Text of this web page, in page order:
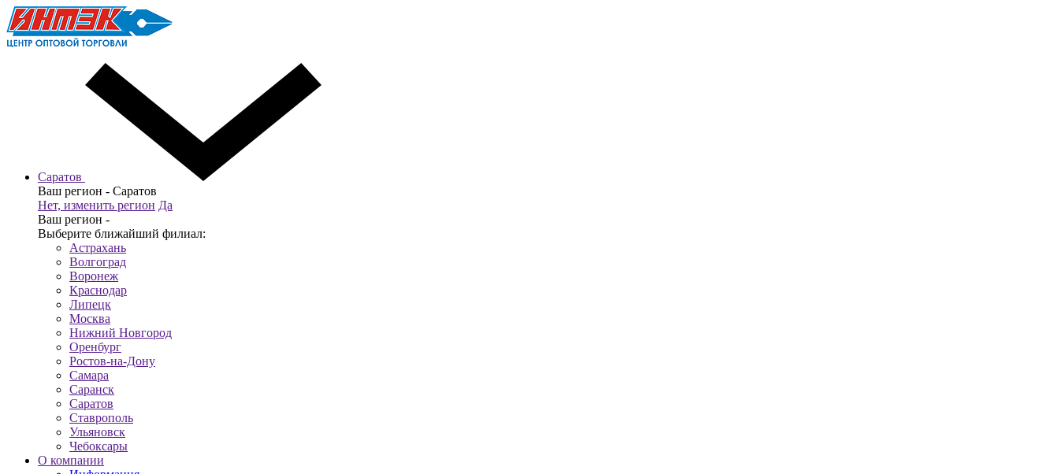
Саратов
Ваш регион - Саратов
Нет, изменить регион Да
Ваш регион -
Выберите ближайший филиал:
Астрахань
Волгоград
Воронеж
Краснодар
Липецк
Москва
Нижний Новгород
Оренбург
Ростов-на-Дону
Самара
Саранск
Саратов
Ставрополь
Ульяновск
Чебоксары
О компании